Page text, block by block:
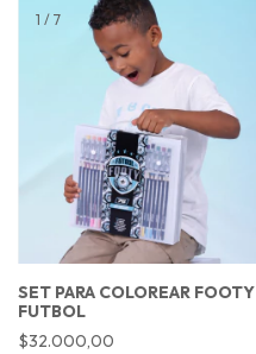
1 / 7
SET PARA COLOREAR FOOTY
FUTBOL
$32.000,00